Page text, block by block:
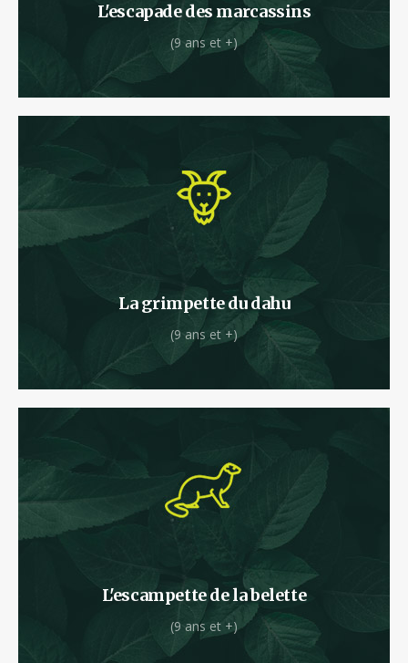
L'escapade des marcassins
(9 ans et +)
La grimpette du dahu
(9 ans et +)
On l'a aperçu à la Forêt des Vert'tiges !
L'escampette de la belette
(9 ans et +)
L’escampette de la Belette sous les chênes